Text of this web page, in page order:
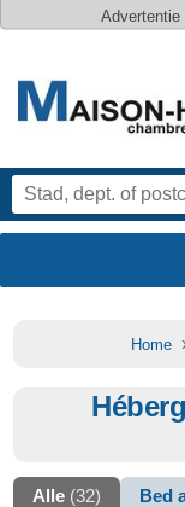
Advertentie
Home
Alle (32) Bed